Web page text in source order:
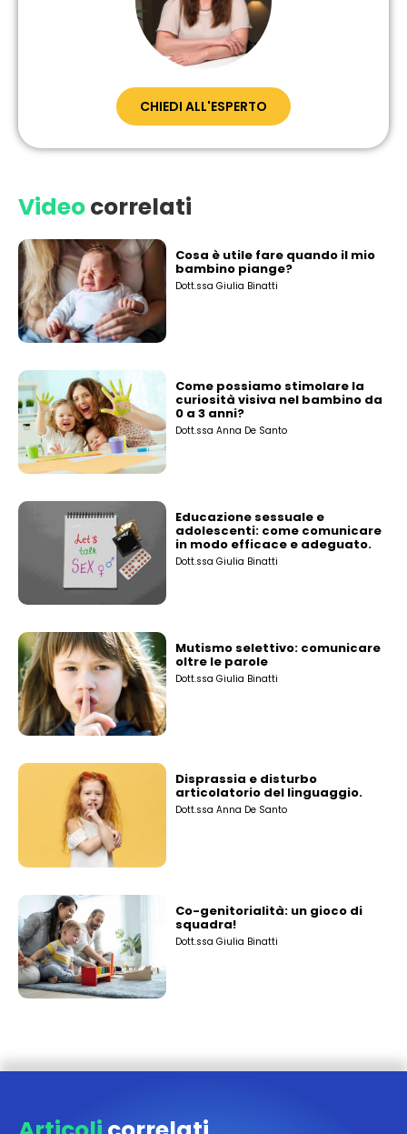
CHIEDI ALL'ESPERTO
Videocorrelati
Cosa è utile fare quando il mio
bambino piange?
Dott.ssa Giulia Binatti
Come possiamo stimolare la
curiosità visiva nel bambino da
0 a 3 anni?
Dott.ssa Anna De Santo
Educazione sessuale e
adolescenti: come comunicare
in modo efficace e adeguato.
Dott.ssa Giulia Binatti
Mutismo selettivo: comunicare
oltre le parole
Dott.ssa Giulia Binatti
Disprassia e disturbo
articolatorio del linguaggio.
Dott.ssa Anna De Santo
Co-genitorialità: un gioco di
squadra!
Dott.ssa Giulia Binatti